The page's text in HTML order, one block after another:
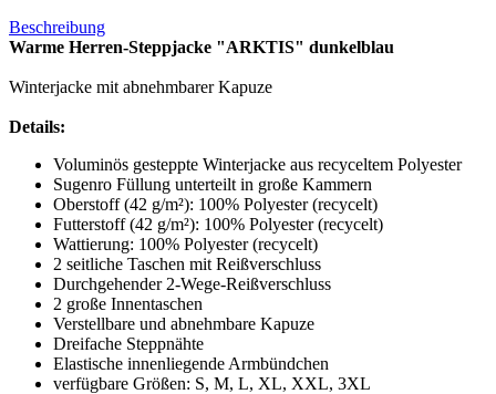
Beschreibung
Warme Herren-Steppjacke "ARKTIS" dunkelblau
Winterjacke mit abnehmbarer Kapuze
Details:
Voluminös gesteppte Winterjacke aus recyceltem Polyester
Sugenro Füllung unterteilt in große Kammern
Oberstoff (42 g/m²): 100% Polyester (recycelt)
Futterstoff (42 g/m²): 100% Polyester (recycelt)
Wattierung: 100% Polyester (recycelt)
2 seitliche Taschen mit Reißverschluss
Durchgehender 2-Wege-Reißverschluss
2 große Innentaschen
Verstellbare und abnehmbare Kapuze
Dreifache Steppnähte
Elastische innenliegende Armbündchen
verfügbare Größen: S, M, L, XL, XXL, 3XL